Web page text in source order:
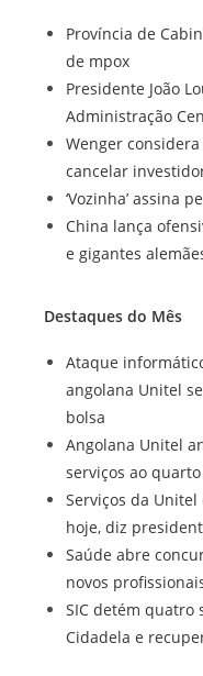
Província de
de mpox
Presidente João
Administração
Wenger
cancelar
‘Vozinha’ assina
China lança
e gigantes
Destaques do Mês
Ataque
angolana Unitel
bolsa
Angolana Unitel
serviços ao
Serviços da
hoje, diz
Saúde abre
novos
SIC detém quatro
Cidadela e